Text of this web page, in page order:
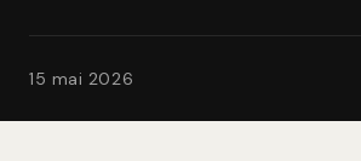
15 mai 2026